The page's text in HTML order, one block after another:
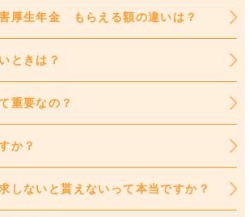
厚生年金 もらえる額の違いは？
ときは？
重要なの？
か？
しないと貰えないって本当ですか？